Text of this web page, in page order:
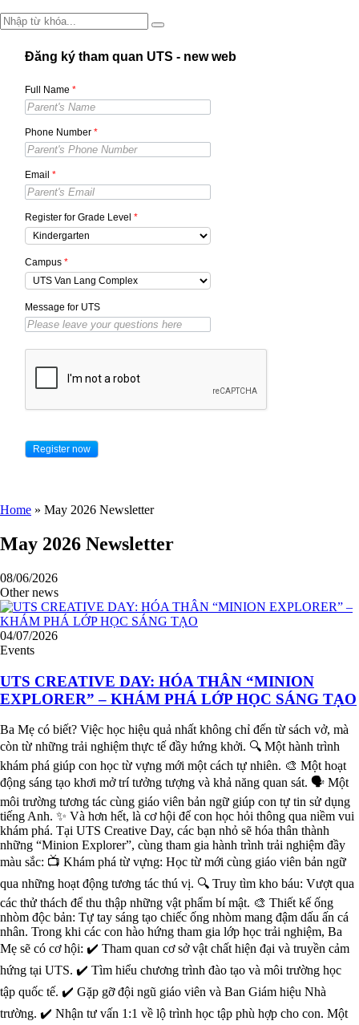
Đăng ký tham quan UTS - new web
Full Name *
Phone Number *
Email *
Register for Grade Level *
Campus *
Message for UTS
Home » May 2026 Newsletter
May 2026 Newsletter
08/06/2026
Other news
04/07/2026
Events
UTS CREATIVE DAY: HÓA THÂN “MINION
EXPLORER” – KHÁM PHÁ LỚP HỌC SÁNG TẠO
Ba Mẹ có biết? Việc học hiệu quả nhất không chỉ đến từ sách vở, mà
còn từ những trải nghiệm thực tế đầy hứng khởi. 🔍 Một hành trình
khám phá giúp con học từ vựng mới một cách tự nhiên. 🎨 Một hoạt
động sáng tạo khơi mở trí tưởng tượng và khả năng quan sát. 🗣️ Một
môi trường tương tác cùng giáo viên bản ngữ giúp con tự tin sử dụng
tiếng Anh. ✨ Và hơn hết, là cơ hội để con học hỏi thông qua niềm vui
khám phá. Tại UTS Creative Day, các bạn nhỏ sẽ hóa thân thành
những “Minion Explorer”, cùng tham gia hành trình trải nghiệm đầy
màu sắc: 📺 Khám phá từ vựng: Học từ mới cùng giáo viên bản ngữ
qua những hoạt động tương tác thú vị. 🔍 Truy tìm kho báu: Vượt qua
các thử thách để thu thập những vật phẩm bí mật. 🎨 Thiết kế ống
nhòm độc bản: Tự tay sáng tạo chiếc ống nhòm mang đậm dấu ấn cá
nhân. Trong khi các con hào hứng tham gia lớp học trải nghiệm, Ba
Mẹ sẽ có cơ hội: ✔️ Tham quan cơ sở vật chất hiện đại và truyền cảm
hứng tại UTS. ✔️ Tìm hiểu chương trình đào tạo và môi trường học
tập quốc tế. ✔️ Gặp gỡ đội ngũ giáo viên và Ban Giám hiệu Nhà
trường. ✔️ Nhận tư vấn 1:1 về lộ trình học tập phù hợp cho con. Một